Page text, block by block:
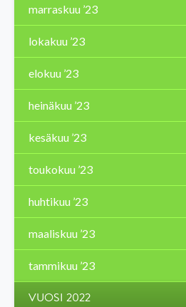
marraskuu ’23
lokakuu ’23
elokuu ’23
heinäkuu ’23
kesäkuu ’23
toukokuu ’23
huhtikuu ’23
maaliskuu ’23
tammikuu ’23
VUOSI 2022